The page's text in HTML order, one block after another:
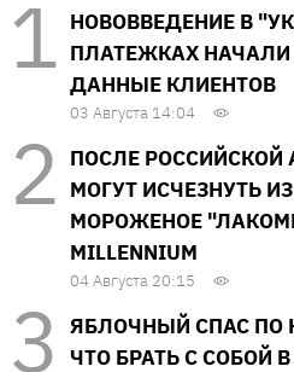
НОВОВВЕДЕНИЕ В
ПЛАТЕЖКАХ
ДАННЫЕ КЛИЕНТОВ
03 Августа 14:04
ПОСЛЕ РОССИЙСКОЙ
МОГУТ ИСЧЕЗНУТЬ
МОРОЖЕНОЕ
MILLENNIUM
04 Августа 20:15
ЯБЛОЧНЫЙ СПАС ПО
ЧТО БРАТЬ С СОБОЙ